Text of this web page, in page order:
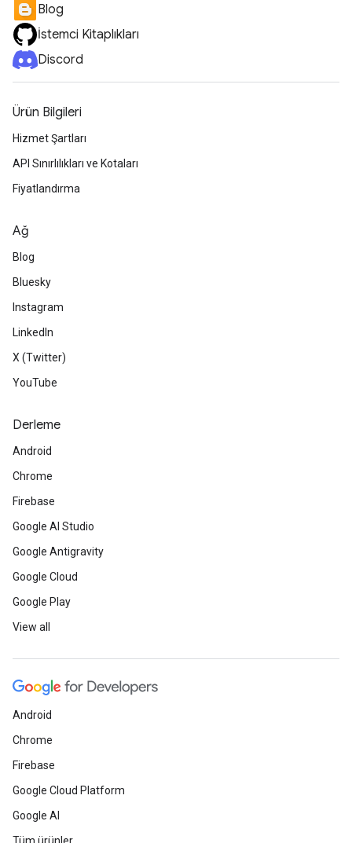
Blog
İstemci Kitaplıkları
Discord
Ürün Bilgileri
Hizmet Şartları
API Sınırlılıkları ve Kotaları
Fiyatlandırma
Ağ
Blog
Bluesky
Instagram
LinkedIn
X (Twitter)
YouTube
Derleme
Android
Chrome
Firebase
Google AI Studio
Google Antigravity
Google Cloud
Google Play
View all
Android
Chrome
Firebase
Google Cloud Platform
Google AI